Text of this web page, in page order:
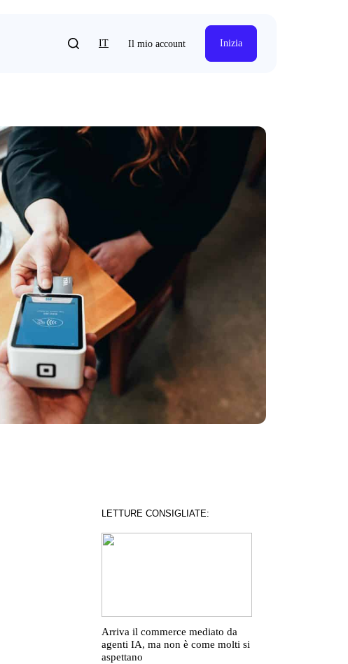
IT Il mio account Inizia
LETTURE CONSIGLIATE:
Arriva il commerce mediato da
agenti IA, ma non è come molti si
aspettano